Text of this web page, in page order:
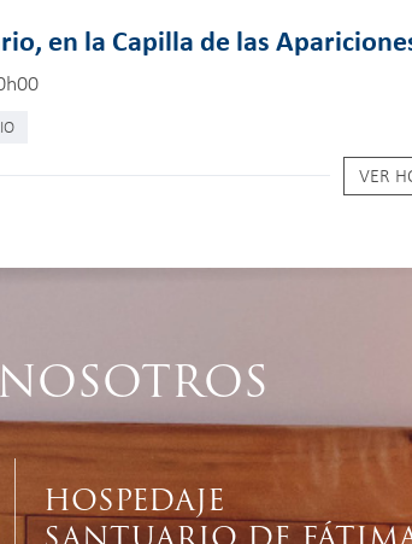
en la Capilla de las
VER
HOSPEDAJE